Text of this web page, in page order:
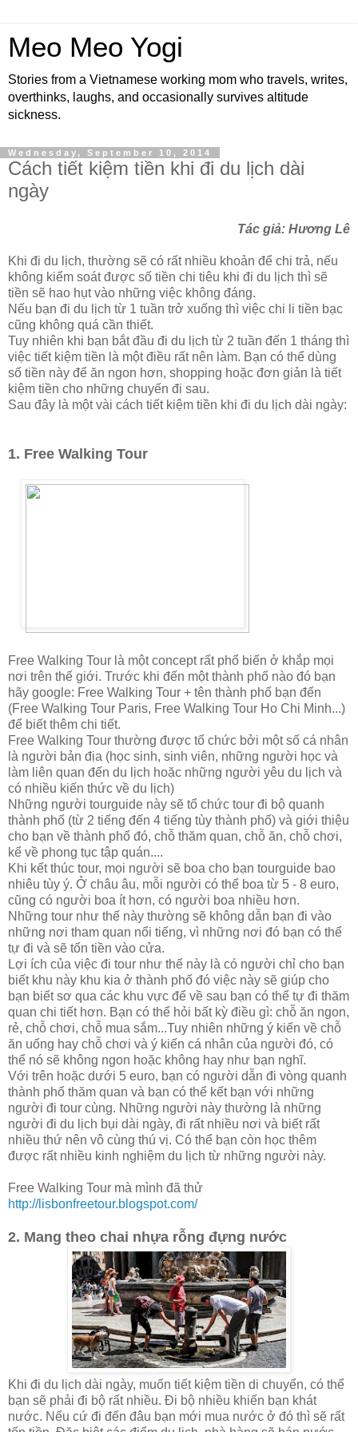
Meo Meo Yogi
Stories from a Vietnamese working mom who travels, writes,
overthinks, laughs, and occasionally survives altitude
sickness.
Wednesday, September 10, 2014
Cách tiết kiệm tiền khi đi du lịch dài
ngày
Tác giả: Hương Lê
Khi đi du lịch, thường sẽ có rất nhiều khoản để chi trả, nếu
không kiểm soát được số tiền chi tiêu khi đi du lịch thì sẽ
tiền sẽ hao hụt vào những việc không đáng.
Nếu bạn đi du lịch từ 1 tuần trở xuống thì việc chi li tiền bạc
cũng không quá cần thiết.
Tuy nhiên khi bạn bắt đầu đi du lịch từ 2 tuần đến 1 tháng thì
việc tiết kiệm tiền là một điều rất nên làm. Bạn có thể dùng
số tiền này để ăn ngon hơn, shopping hoặc đơn giản là tiết
kiệm tiền cho những chuyến đi sau.
Sau đây là một vài cách tiết kiệm tiền khi đi du lịch dài ngày:
1. Free Walking Tour
Free Walking Tour là một concept rất phổ biến ở khắp mọi
nơi trên thế giới. Trước khi đến một thành phố nào đó bạn
hãy google: Free Walking Tour + tên thành phố bạn đến
(Free Walking Tour Paris, Free Walking Tour Ho Chi Minh...)
để biết thêm chi tiết.
Free Walking Tour thường được tổ chức bởi một số cá nhân
là người bản địa (học sinh, sinh viên, những người học và
làm liên quan đến du lịch hoặc những người yêu du lịch và
có nhiều kiến thức về du lịch)
Những người tourguide này sẽ tổ chức tour đi bộ quanh
thành phố (từ 2 tiếng đến 4 tiếng tùy thành phố) và giới thiệu
cho bạn về thành phố đó, chỗ thăm quan, chỗ ăn, chỗ chơi,
kể về phong tục tập quán....
Khi kết thúc tour, mọi người sẽ boa cho bạn tourguide bao
nhiêu tùy ý. Ở châu âu, mỗi người có thể boa từ 5 - 8 euro,
cũng có người boa ít hơn, có người boa nhiều hơn.
Những tour như thế này thường sẽ không dẫn bạn đi vào
những nơi tham quan nổi tiếng, vì những nơi đó bạn có thể
tự đi và sẽ tốn tiền vào cửa.
Lợi ích của việc đi tour như thế này là có người chỉ cho bạn
biết khu này khu kia ở thành phố đó việc này sẽ giúp cho
bạn biết sơ qua các khu vực để về sau bạn có thể tự đi thăm
quan chi tiết hơn. Bạn có thể hỏi bất kỳ điều gì: chỗ ăn ngon,
rẻ, chỗ chơi, chỗ mua sắm...Tuy nhiên những ý kiến về chỗ
ăn uống hay chỗ chơi và ý kiến cá nhân của người đó, có
thể nó sẽ không ngon hoặc không hay như bạn nghĩ.
Với trên hoặc dưới 5 euro, bạn có người dẫn đi vòng quanh
thành phố thăm quan và bạn có thể kết bạn với những
người đi tour cùng. Những người này thường là những
người đi du lịch bụi dài ngày, đi rất nhiều nơi và biết rất
nhiều thứ nên vô cùng thú vị. Có thể bạn còn học thêm
được rất nhiều kinh nghiệm du lịch từ những người này.
Free Walking Tour mà mình đã thử
http://lisbonfreetour.blogspot.com/
2. Mang theo chai nhựa rỗng đựng nước
Khi đi du lịch dài ngày, muốn tiết kiệm tiền di chuyển, có thể
bạn sẽ phải đi bộ rất nhiều. Đi bộ nhiều khiến bạn khát
nước. Nếu cứ đi đến đâu bạn mới mua nước ở đó thì sẽ rất